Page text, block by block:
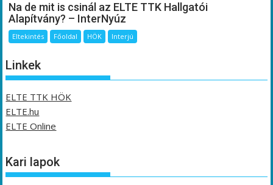
Na de mit is csinál az ELTE TTK Hallgatói
Alapítvány? – InterNyúz
Eltekintés Főoldal HÖK Interjú
Linkek
ELTE TTK HÖK
ELTE.hu
ELTE Online
Kari lapok